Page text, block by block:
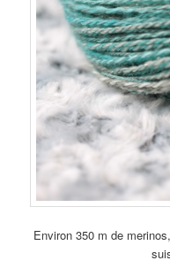
Environ 350 m de